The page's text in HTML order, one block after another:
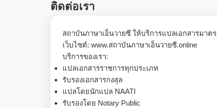
ติดต่อเรา
สถาบันภาษาเอ็นวายซี ให้บริการแปลเอกสารมาต
เว็บไซต์: www.สถาบันภาษาเอ็นวายซี.online
บริการของเรา:
แปลเอกสารราชการทุกประเภท
รับรองเอกสารกงสุล
แปลโดยนักแปล NAATI
รับรองโดย Notary Public